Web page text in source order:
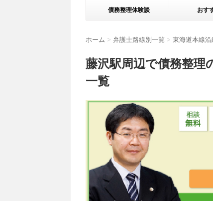
債務整理体験談 おす
ホーム > 弁護士路線別一覧 > 東海道本線
藤沢駅周辺で債務整理
一覧